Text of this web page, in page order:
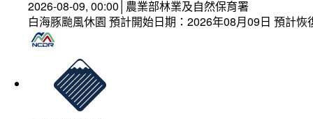
2026-08-09, 00:00│農業部林業及自然保育署
白海豚颱風休園 預計開始日期：2026年08月09日 預計